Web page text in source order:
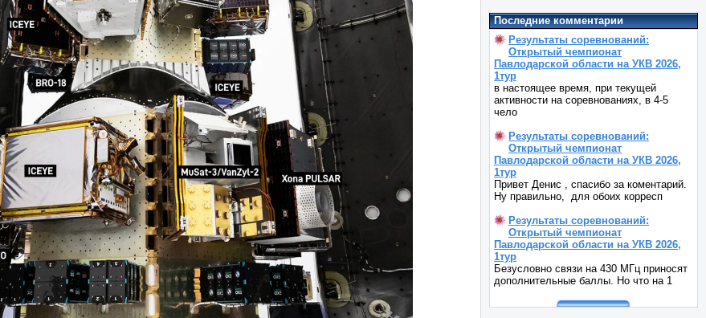
Последние комментарии
Результаты соревнований:
Открытый чемпионат
Павлодарской области на УКВ 2026,
1тур
в настоящее время, при текущей
активности на соревнованиях, в 4-5
чело
Результаты соревнований:
Открытый чемпионат
Павлодарской области на УКВ 2026,
1тур
Привет Денис , спасибо за коментарий.
Ну правильно, для обоих корресп
Результаты соревнований:
Открытый чемпионат
Павлодарской области на УКВ 2026,
1тур
Безусловно связи на 430 МГц приносят
дополнительные баллы. Но что на 1